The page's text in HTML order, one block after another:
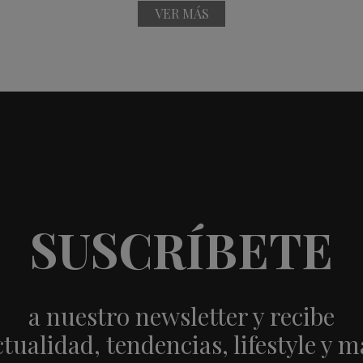
VER MÁS
SUSCRÍBETE
a nuestro newsletter y recibe
tendencias, lifestyle y